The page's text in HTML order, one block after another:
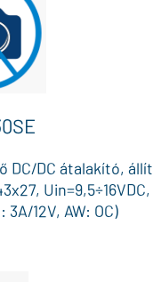
DC/DC átalakító,
3A/12V, AW: OC)